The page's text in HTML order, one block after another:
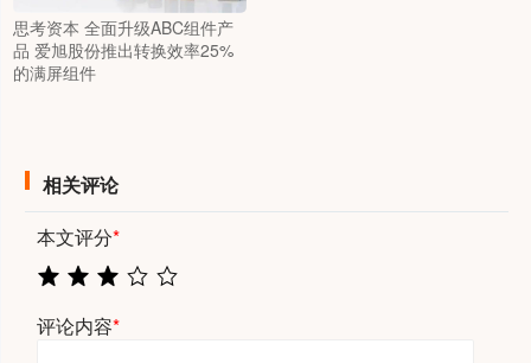
思考资本 全面升级ABC组件产
品 爱旭股份推出转换效率25%
的满屏组件
相关评论
本文评分*
评论内容*